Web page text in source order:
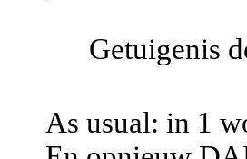
Getuigenis
As usual: in 1